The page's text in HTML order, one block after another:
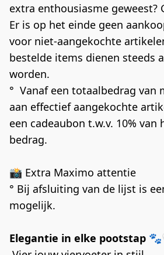
extra enthousiasme geweest?
Er is op het einde geen
voor niet-aangekochte
bestelde items dienen steeds
worden.
°  Vanaf een totaalbedrag van
aan effectief aangekochte
een cadeaubon t.w.v. 10% van
bedrag.
📸 Extra Maximo attentie
° Bij afsluiting van de lijst is
mogelijk.
Elegantie in elke pootstap